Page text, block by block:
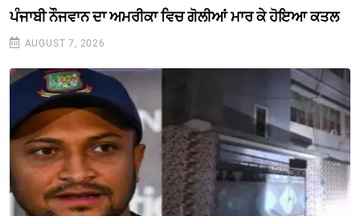
ਪੰਜਾਬੀ ਨੌਜਵਾਨ ਦਾ ਅਮਰੀਕਾ ਵਿਚ ਗੋਲੀਆਂ ਮਾਰ ਕੇ ਹੋਇਆ ਕਤਲ
AUGUST 7, 2026